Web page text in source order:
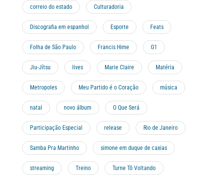
correio do estado Culturadoria
Discografia em espanhol Esporte Feats
Folha de São Paulo Francis Hime G1
Jiu-Jítsu lives Marie Claire Matéria
Metropoles Meu Partido é o Coração música
natal novo álbum O Que Será
Participação Especial release Rio de Janeiro
Samba Pra Martinho simone em duque de caxias
streaming Treino Turne Tô Voltando